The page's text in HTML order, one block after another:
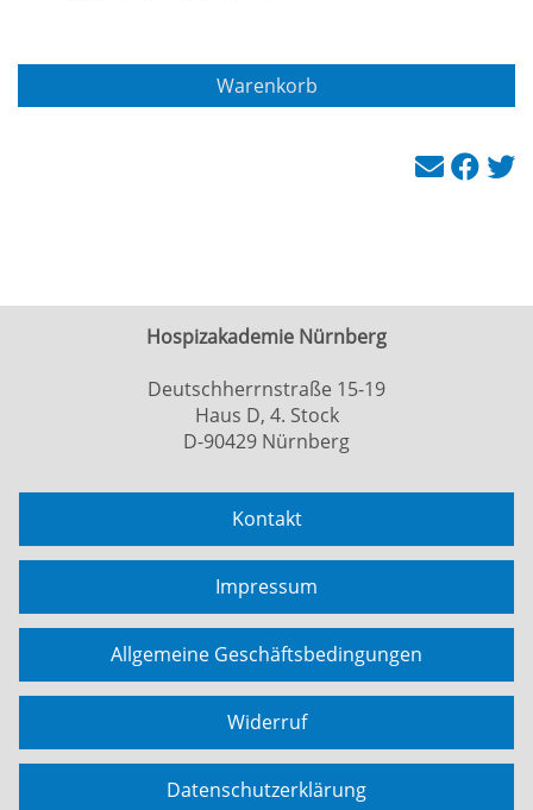
Warenkorb
Hospizakademie Nürnberg
Deutschherrnstraße 15-19
Haus D, 4. Stock
D-90429 Nürnberg
Kontakt
Impressum
Allgemeine Geschäftsbedingungen
Widerruf
Datenschutzerklärung